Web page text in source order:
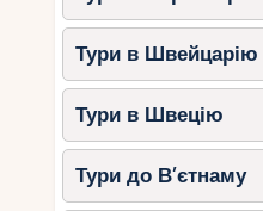
Тури в Швейцарію
Тури в Швецію
Тури до В’єтнаму